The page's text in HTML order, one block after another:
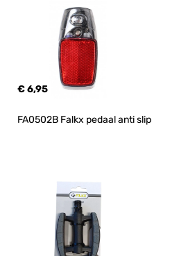
€ 6,95
FA0502B Falkx pedaal anti slip